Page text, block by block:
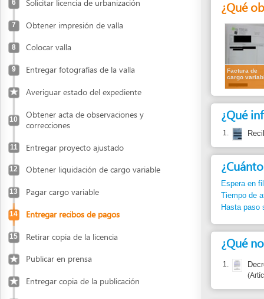
8 Colocar valla
9
Entregar fotografías de la valla
Averiguar estado del expediente
10
Obtener acta de observaciones y
correcciones
11 Entregar proyecto ajustado
12 Obtener liquidación de cargo variable
15
Publicar en prensa
Entregar copia de la publicación
Retirar licencia y planos
Factura de
cargo variable
¿Qué
Recibo de
¿Cuánto
Espera en fila:
Min.
Tiempo de atención:
¿Qué
Decreto
Artículo 132
Reportar
En caso de